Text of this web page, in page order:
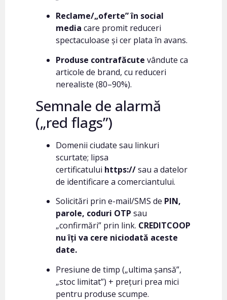
Reclame/„oferte” în social
media care promit reduceri
spectaculoase și cer plata în avans.
Produse contrafăcute vândute ca
articole de brand, cu reduceri
nerealiste (80–90%).
Semnale de alarmă
(„red flags”)
Domenii ciudate sau linkuri
scurtate; lipsa
certificatului https://sau a datelor
de identificare a comerciantului.
Solicitări prin e-mail/SMS de PIN,
parole, coduri OTP sau
„confirmări” prin link. CREDITCOOP
nu îți va cere niciodată aceste
date.
Presiune de timp („ultima șansă”,
„stoc limitat”) + prețuri prea mici
pentru produse scumpe.